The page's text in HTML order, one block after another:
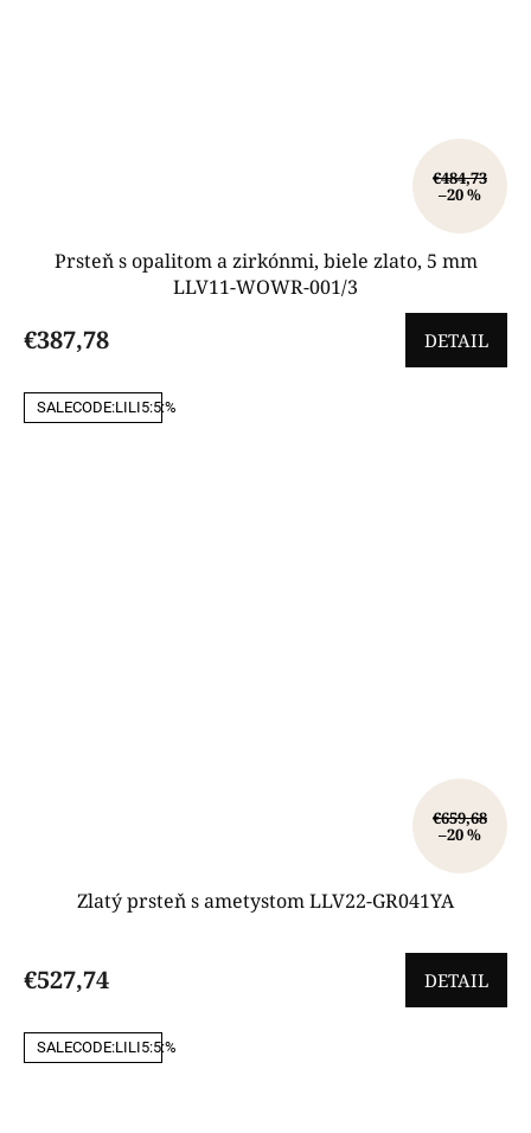
€484,73
–20 %
Prsteň s opalitom a zirkónmi, biele zlato, 5 mm
LLV11-WOWR-001/3
€387,78 DETAIL
SALECODE:LILI5:5:%
€659,68
–20 %
Zlatý prsteň s ametystom LLV22-GR041YA
€527,74 DETAIL
SALECODE:LILI5:5:%